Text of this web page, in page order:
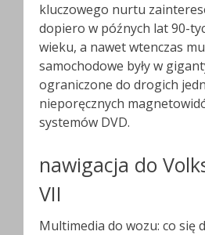
kluczowego nurtu
dopiero w późnych lat 90-
wieku, a nawet wtenczas
samochodowe były w
ograniczone do drogich
nieporęcznych
systemów DVD.
nawigacja do
VII
Multimedia do wozu: co się